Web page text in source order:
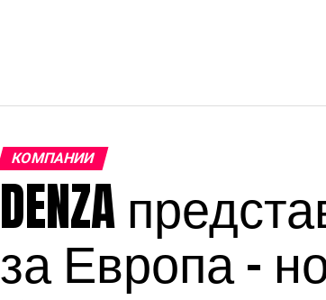
КОМПАНИИ
DENZA
за Европа –